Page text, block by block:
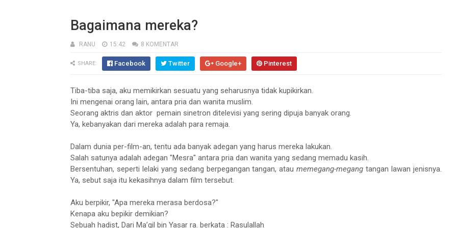
Bagaimana mereka?
RANU 15:42 8 KOMENTAR
SHARE: Facebook Twitter Google+ Pinterest
Tiba-tiba saja, aku memikirkan sesuatu yang seharusnya tidak kupikirkan.
Ini mengenai orang lain, antara pria dan wanita muslim.
Seorang aktris dan aktor pemain sinetron ditelevisi yang sering dipuja banyak orang.
Ya, kebanyakan dari mereka adalah para remaja.
Dalam dunia per-film-an, tentu ada banyak adegan yang harus mereka lakukan.
Salah satunya adalah adegan "Mesra" antara pria dan wanita yang sedang memadu kasih.
Bersentuhan, seperti lelaki yang sedang berpegangan tangan, atau memegang-megang tangan lawan jenisnya.
Ya, sebut saja itu kekasihnya dalam film tersebut.
Aku berpikir, "Apa mereka merasa berdosa?"
Kenapa aku bepikir demikian?
Sebuah hadist, Dari Ma’qil bin Yasar ra. berkata : Rasulallah